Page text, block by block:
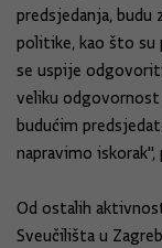
predsjedanja, budu
politike, kao što su
se uspije
veliku
budućim
napravimo
Od ostalih
Sveučilišta u